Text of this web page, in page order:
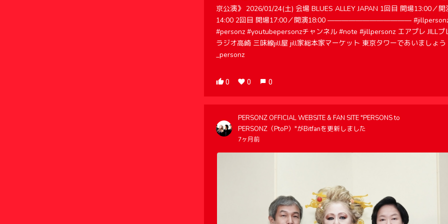
京公演》 2026/01/24(土) 会場 BLUES ALLEY JAPAN 1回目 開場13:00／開
14:00 2回目 開場17:00／開演18:00 ————————————
#personz #youtubepersonzチャンネル #note #jillpersonz エアプレ JILLプ
ラジオ高崎 三味線jill屋 jill家総本家マーケット 東京タワーであいましょう
_personz
0 0 0
PERSONZ OFFICIAL WEBSITE & FAN SITE "PERSONS to
PERSONZ（PtoP）"がBitfanを更新しました
7ヶ月前